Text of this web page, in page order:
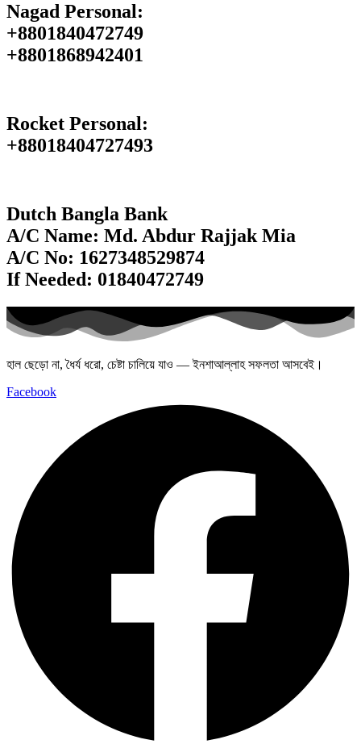
Nagad Personal:
+8801840472749
‪+8801868942401
Rocket Personal:
+88018404727493
Dutch Bangla Bank
A/C Name: Md. Abdur Rajjak Mia
A/C No: 1627348529874
If Needed: 01840472749
হাল ছেড়ো না, ধৈর্য ধরো, চেষ্টা চালিয়ে যাও — ইনশাআল্লাহ সফলতা আসবেই।
Facebook